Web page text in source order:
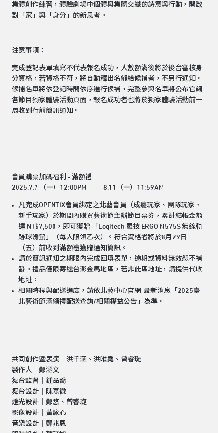
集體創作練習，體驗劇場中個體與集體交織的詩意與行動，開啟
對「家」與「身分」的新思考。
注意事項：
完成登記表單填寫不代表報名成功，人數額滿後將於後台審核身
分資格，若資格不符，將自動釋出名額給候補者，不另行通知。
候補名單將依登記時間依序進行候補，完整參與名單將公布官網
各節目獨家體驗活動頁面，報名成功者也將於獨家體驗活動前一
周收到行前簡訊通知。
會員購票加碼福利 - 滿額禮
2025.7.7 （一）12:00PM ── 8.11（一）11:59AM
凡完成OPENTIX會員綁定之北藝會員（成癮玩家、團隊玩家、
新手玩家）於期間內購買藝術節主辦節目票券，累計結帳金額
達 NT$7,500，即可獲贈 「Logitech 羅技 ERGO M575S 無線軌
跡球滑鼠」（每人限領乙次）。符合資格者將於8月29日
（五）前收到滿額禮獲贈通知簡訊。
請於簡訊通知之期限內完成回填表單，逾期或資料無效恕不補
發。禮品僅限寄送台澎金馬地區，若非此區地址，請提供代收
地址。
相關時程與配送進度，請依北藝中心官網-最新消息「2025臺
北藝術節滿額禮配送查詢/相關權益公告」為準。
共同創作暨表演｜洪千涵、洪唯堯、曾睿琁
製作人｜鄭涵文
舞台監督｜鍾品喬
舞台設計｜陳嘉微
燈光設計｜鄭悠、曾睿琁
影像設計｜黃詠心
音樂設計｜鄭兆恩